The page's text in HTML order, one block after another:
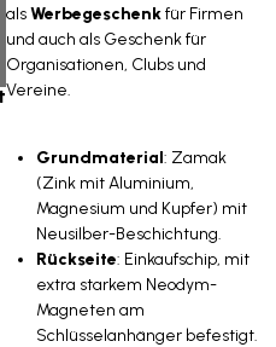
alsWerbegeschenkfür Firmen
und auch als Geschenk für
Organisationen, Clubs und
Vereine.
Grundmaterial: Zamak
(Zink mit Aluminium,
Magnesium und Kupfer) mit
Neusilber-Beschichtung.
Rückseite: Einkaufschip, mit
extra starkem Neodym-
Magneten am
Schlüsselanhänger befestigt.